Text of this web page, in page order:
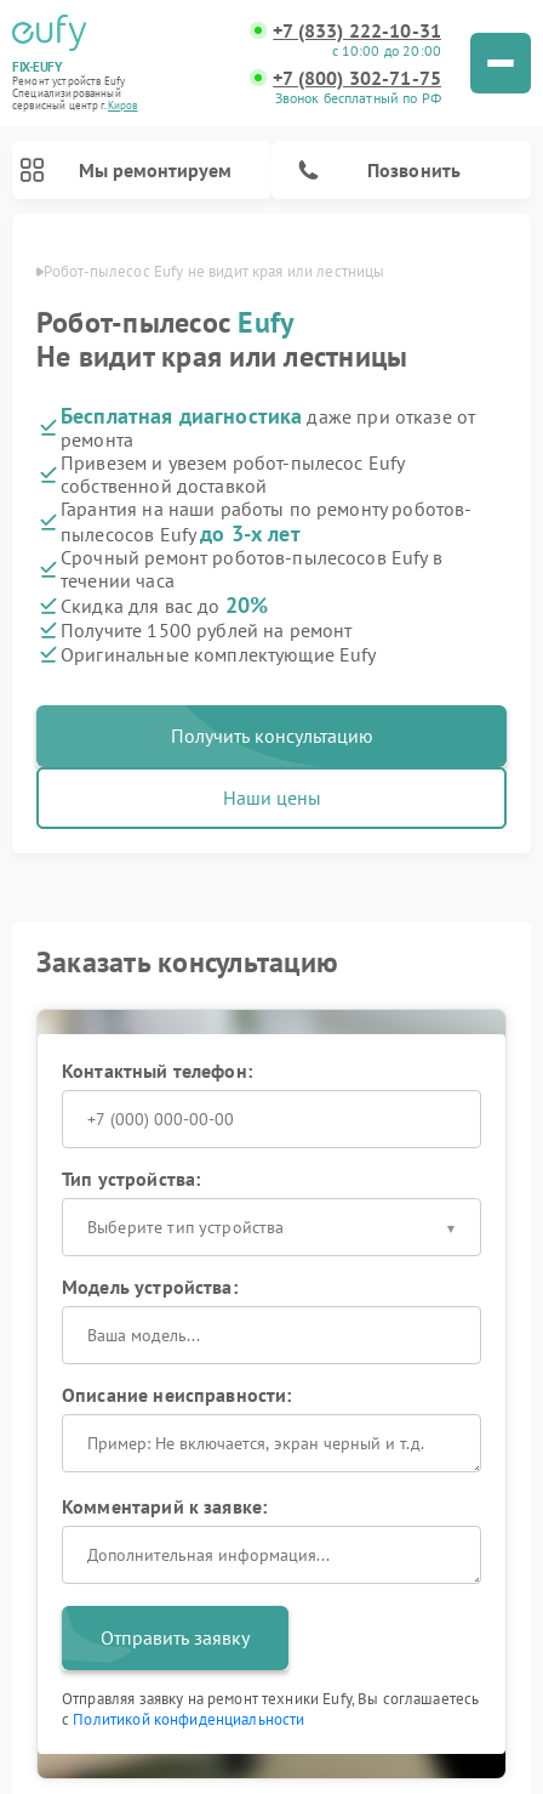
FIX-EUFY
Ремонт устройств Eufy
Специализированный
cервисный центр г.Киров
+7 (833) 222-10-31
с 10:00 до 20:00
+7 (800) 302-71-75
Звонок бесплатный по РФ
Мы ремонтируем Позвонить
Робот-пылесос Eufy не видит края или лестницы
Робот-пылесос Eufy
Не видит края или лестницы
Бесплатная диагностика даже при отказе от
ремонта
Привезем и увезем робот-пылесос Eufy
собственной доставкой
Гарантия на наши работы по ремонту роботов-
пылесосов Eufyдо 3-х лет
Срочный ремонт роботов-пылесосов Eufy в
течении часа
Скидка для вас до 20%
Получите 1500 рублей на ремонт
Оригинальные комплектующие Eufy
Получить консультацию
Наши цены
Заказать консультацию
Контактный телефон:
Тип устройства:
Выберите тип устройства
Модель устройства:
Описание неисправности:
Комментарий к заявке:
Отправить заявку
Отправляя заявку на ремонт техники Eufy, Вы соглашаетесь
с Политикой конфиденциальности